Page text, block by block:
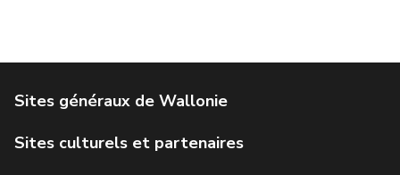
Service public de Wallonie